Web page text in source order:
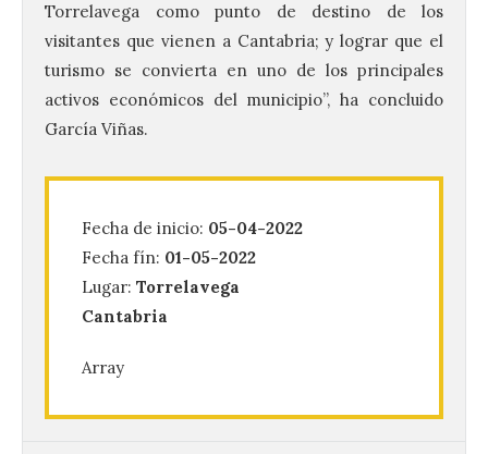
Torrelavega como punto de destino de los
visitantes que vienen a Cantabria; y lograr que el
turismo se convierta en uno de los principales
activos económicos del municipio”, ha concluido
García Viñas.
Fecha de inicio: 05-04-2022
Fecha fín: 01-05-2022
Lugar: Torrelavega
Cantabria
Array
La UPSA impulsa la
creación musical con el I
Concurso Internacional de
Este certamen,
promovido por el Instituto
Sacra de la Universidad
(UPSA), premiará composiciones
inéditas, destinadas a coro, con un
podrán presentarse hasta el 30 de